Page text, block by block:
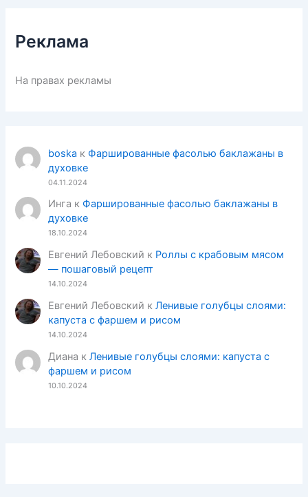
Реклама
На правах рекламы
boska к Фаршированные фасолью баклажаны в
духовке
04.11.2024
Инга к Фаршированные фасолью баклажаны в
духовке
18.10.2024
Евгений Лебовский к Роллы с крабовым мясом
— пошаговый рецепт
14.10.2024
Евгений Лебовский к Ленивые голубцы слоями:
капуста с фаршем и рисом
14.10.2024
Диана к Ленивые голубцы слоями: капуста с
фаршем и рисом
10.10.2024